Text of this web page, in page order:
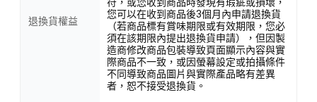
退換貨權益
您可以在收到商品後3個月內申請退換貨
（若商品標有賞味期限或有效期限，您必
須在該期限內提出退換貨申請），但因製
造商修改商品包裝導致頁面顯示內容與實
際商品不一致，或因螢幕設定或拍攝條件
不同導致商品圖片與實際產品略有差異
者，恕不接受退換貨。